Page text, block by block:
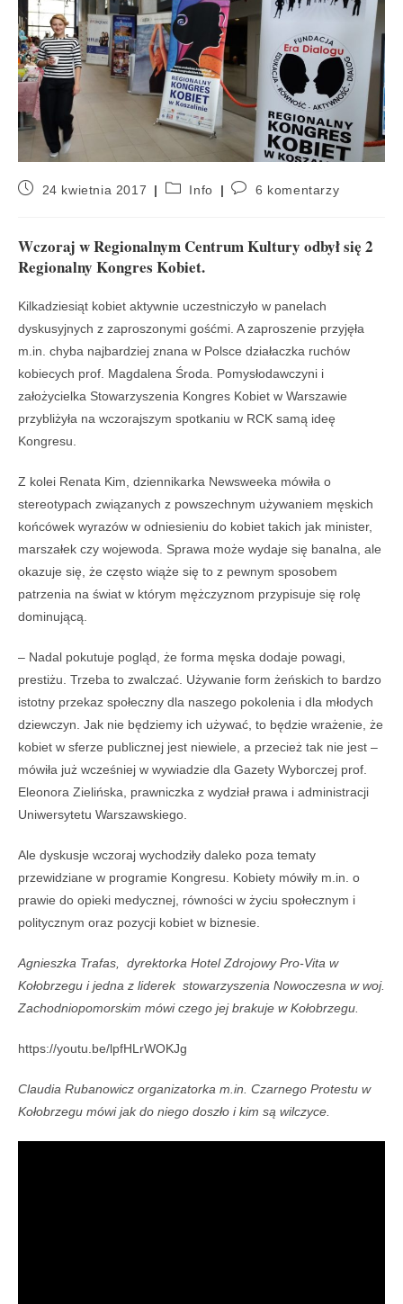
24 kwietnia 2017 Info 6 komentarzy
Wczoraj w Regionalnym Centrum Kultury odbył się 2
Regionalny Kongres Kobiet.
Kilkadziesiąt kobiet aktywnie uczestniczyło w panelach
dyskusyjnych z zaproszonymi gośćmi. A zaproszenie przyjęła
m.in. chyba najbardziej znana w Polsce działaczka ruchów
kobiecych prof. Magdalena Środa. Pomysłodawczyni i
założycielka Stowarzyszenia Kongres Kobiet w Warszawie
przybliżyła na wczorajszym spotkaniu w RCK samą ideę
Kongresu.
Z kolei Renata Kim, dziennikarka Newsweeka mówiła o
stereotypach związanych z powszechnym używaniem męskich
końcówek wyrazów w odniesieniu do kobiet takich jak minister,
marszałek czy wojewoda. Sprawa może wydaje się banalna, ale
okazuje się, że często wiąże się to z pewnym sposobem
patrzenia na świat w którym mężczyznom przypisuje się rolę
dominującą.
– Nadal pokutuje pogląd, że forma męska dodaje powagi,
prestiżu. Trzeba to zwalczać. Używanie form żeńskich to bardzo
istotny przekaz społeczny dla naszego pokolenia i dla młodych
dziewczyn. Jak nie będziemy ich używać, to będzie wrażenie, że
kobiet w sferze publicznej jest niewiele, a przecież tak nie jest –
mówiła już wcześniej w wywiadzie dla Gazety Wyborczej prof.
Eleonora Zielińska, prawniczka z wydział prawa i administracji
Uniwersytetu Warszawskiego.
Ale dyskusje wczoraj wychodziły daleko poza tematy
przewidziane w programie Kongresu. Kobiety mówiły m.in. o
prawie do opieki medycznej, równości w życiu społecznym i
politycznym oraz pozycji kobiet w biznesie.
Agnieszka Trafas, dyrektorka Hotel Zdrojowy Pro-Vita w
Kołobrzegu i jedna z liderek stowarzyszenia Nowoczesna w woj.
Zachodniopomorskim mówi czego jej brakuje w Kołobrzegu.
https://youtu.be/lpfHLrWOKJg
Claudia Rubanowicz organizatorka m.in. Czarnego Protestu w
Kołobrzegu mówi jak do niego doszło i kim są wilczyce.